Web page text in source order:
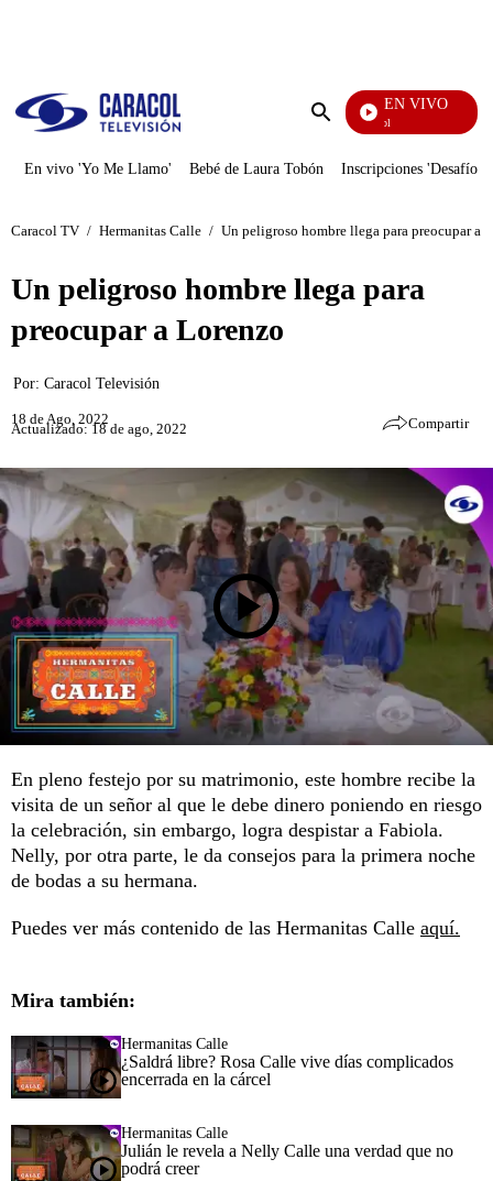
Enviar
EN VIVO
Noticias Caracol
En vivo 'Yo Me Llamo' Bebé de Laura Tobón Inscripciones 'Desafío'
Caracol TV / Hermanitas Calle / Un peligroso hombre llega para preocupar a
Un peligroso hombre llega para
preocupar a Lorenzo
Por: Caracol Televisión
18 de Ago, 2022
Actualizado: 18 de ago, 2022 Compartir
En pleno festejo por su matrimonio, este hombre recibe la
visita de un señor al que le debe dinero poniendo en riesgo
la celebración, sin embargo, logra despistar a Fabiola.
Nelly, por otra parte, le da consejos para la primera noche
de bodas a su hermana.
Puedes ver más contenido de las Hermanitas Calle aquí.
Mira también:
Hermanitas Calle
¿Saldrá libre? Rosa Calle vive días complicados
encerrada en la cárcel
Hermanitas Calle
Julián le revela a Nelly Calle una verdad que no
podrá creer